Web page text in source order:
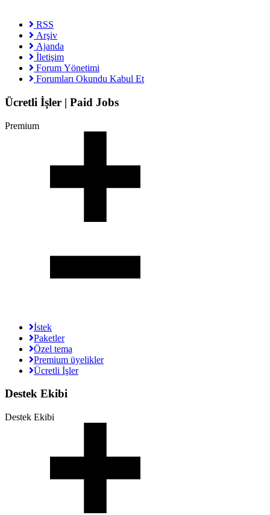
RSS
Arşiv
Ajanda
İletişim
Forum Yönetimi
Forumları Okundu Kabul Et
Ücretli İşler | Paid Jobs
Premium
İstek
Paketler
Özel tema
Premium üyelikler
Ücretli İşler
Destek Ekibi
Destek Ekibi